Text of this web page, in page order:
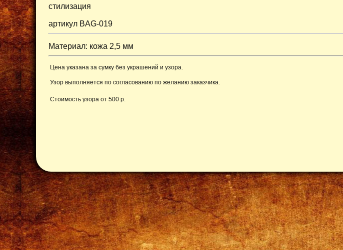
стилизация
артикул BAG-019
Материал: кожа 2,5 мм
Цена указана за сумку без украшений и узора.
Узор выполняется по согласованию по желанию заказчика.
Стоимость узора от 500 р.